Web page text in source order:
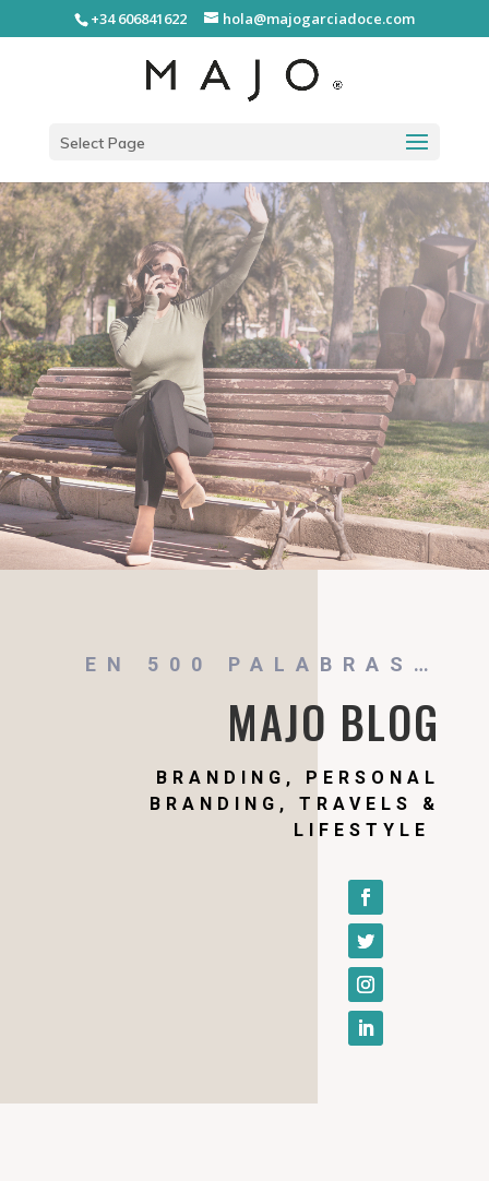
+34 606841622 hola@majogarciadoce.com
Select Page
EN 500 PALABRAS…
MAJO BLOG
BRANDING, PERSONAL
BRANDING, TRAVELS &
LIFESTYLE